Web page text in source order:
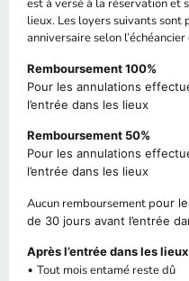
est à versé à la réservation et
lieux. Les loyers suivants sont
anniversaire selon
Remboursement 100%
Pour les annulations
l’entrée dans les lieux
Remboursement 50%
Pour les annulations
l’entrée dans les lieux
Aucun remboursement pour
de 30 jours avant l’entrée
Après l’entrée dans les lieux
• Tout mois entamé reste dû